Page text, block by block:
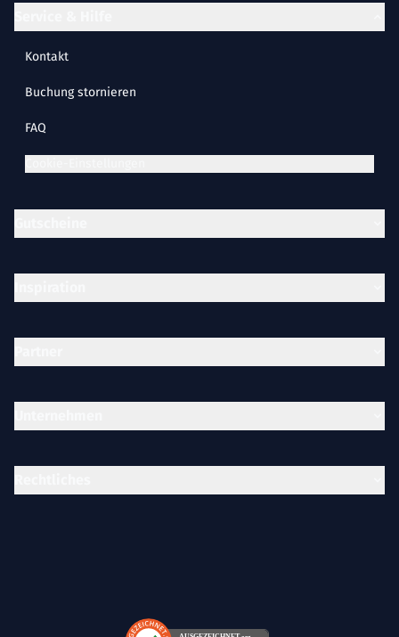
Kontakt
Buchung stornieren
FAQ